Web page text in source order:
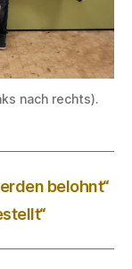
nach rechts).
belohnt“